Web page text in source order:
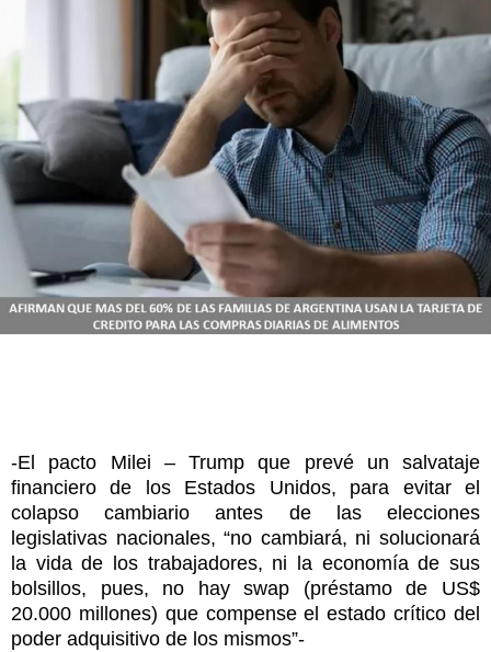
-El pacto Milei – Trump que prevé un salvataje
financiero de los Estados Unidos, para evitar el
colapso cambiario antes de las elecciones
legislativas nacionales, “no cambiará, ni solucionará
la vida de los trabajadores, ni la economía de sus
bolsillos, pues, no hay swap (préstamo de US$
20.000 millones) que compense el estado crítico del
poder adquisitivo de los mismos”-